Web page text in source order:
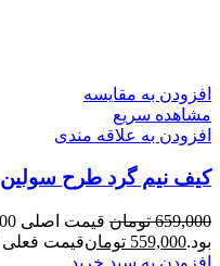
افزودن به مقایسه
مشاهده سریع
افزودن به علاقه مندی
کیف نیم گرد طرح سولین
659,000 تومان
بود.559,000 تومانقیمت فعلی 559,000 تومان است.
افزودن به سبد خرید